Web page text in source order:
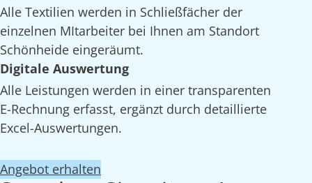
Alle Textilien werden in Schließfächer der
einzelnen MItarbeiter bei Ihnen am Standort
Schönheide eingeräumt.
Digitale Auswertung
Alle Leistungen werden in einer transparenten
E-Rechnung erfasst, ergänzt durch detaillierte
Excel-Auswertungen.
Angebot erhalten